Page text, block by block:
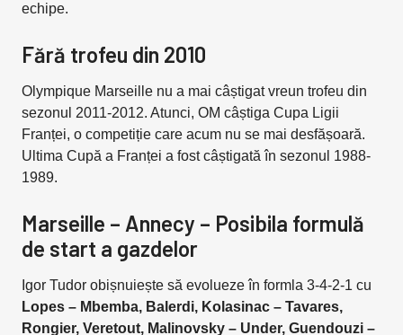
echipe.
Fără trofeu din 2010
Olympique Marseille nu a mai câștigat vreun trofeu din
sezonul 2011-2012. Atunci, OM câștiga Cupa Ligii
Franței, o competiție care acum nu se mai desfășoară.
Ultima Cupă a Franței a fost câștigată în sezonul 1988-
1989.
Marseille – Annecy – Posibila formulă
de start a gazdelor
Igor Tudor obișnuiește să evolueze în formla 3-4-2-1 cu
Lopes – Mbemba, Balerdi, Kolasinac – Tavares,
Rongier, Veretout, Malinovsky – Under, Guendouzi –